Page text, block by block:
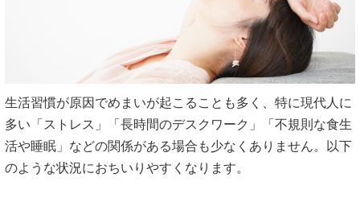
生活習慣が原因でめまいが起こることも多く、特に現代人に
多い「ストレス」「長時間のデスクワーク」「不規則な食生
活や睡眠」などの関係がある場合も少なくありません。以下
のような状況におちいりやすくなります。